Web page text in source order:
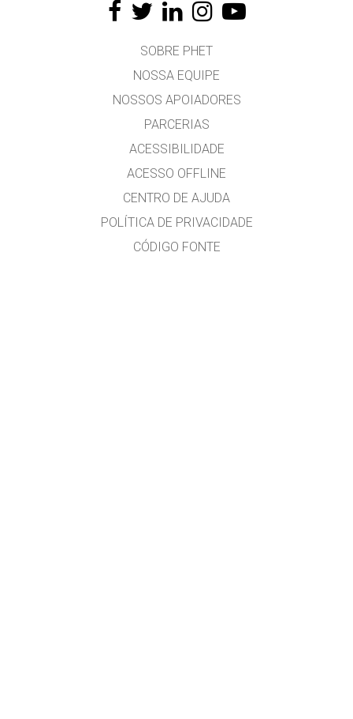
SOBRE PHET
NOSSA EQUIPE
NOSSOS APOIADORES
PARCERIAS
ACESSIBILIDADE
ACESSO OFFLINE
CENTRO DE AJUDA
POLÍTICA DE PRIVACIDADE
CÓDIGO FONTE